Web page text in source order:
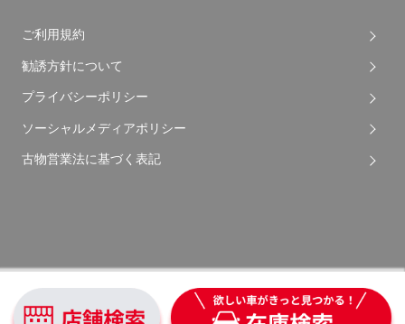
ご利用規約
勧誘方針について
プライバシーポリシー
ソーシャルメディアポリシー
古物営業法に基づく表記